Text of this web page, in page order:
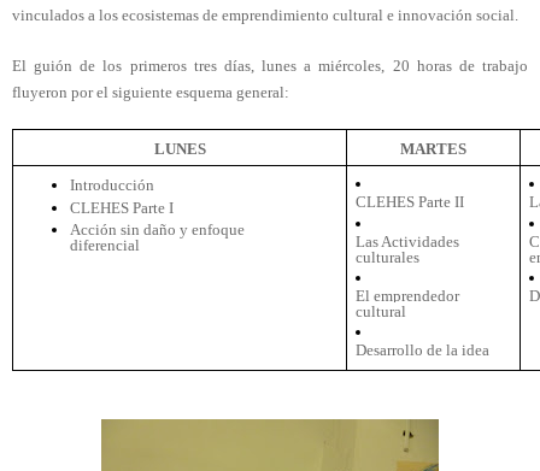
vinculados a los ecosistemas de emprendimiento cultural e innovación social.
El guión de los primeros tres días, lunes a miércoles, 20 horas de trabajo
fluyeron por el siguiente esquema general:
LUNES
MARTES
Introducción
CLEHES Parte I
Acción sin daño y enfoque
diferencial
CLEHES Parte II
Las Actividades
culturales
El emprendedor
cultural
Desarrollo de la idea